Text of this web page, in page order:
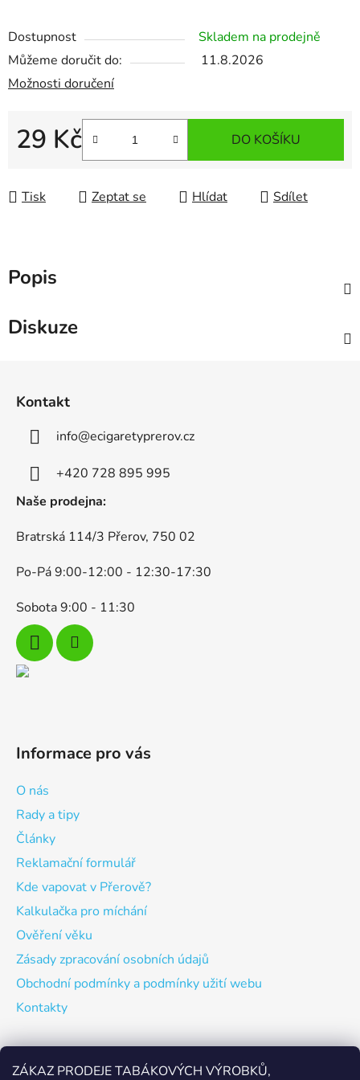
ZÁKAZ PRODEJE TABÁKOVÝCH VÝROBKŮ,
Dostupnost
Skladem na prodejně
Můžeme doručit do:
11.8.2026
Možnosti doručení
29 Kč
Měrná cena:
DO KOŠÍKU
Tisk Zeptat se Hlídat Sdílet
Popis
Diskuze
Kontakt
info@ecigaretyprerov.cz
+420 728 895 995
Naše prodejna:
Bratrská 114/3 Přerov, 750 02
Po-Pá 9:00-12:00 - 12:30-17:30
Sobota 9:00 - 11:30
Informace pro vás
O nás
Rady a tipy
Články
Reklamační formulář
Kde vapovat v Přerově?
Kalkulačka pro míchání
Ověření věku
Zásady zpracování osobních údajů
Obchodní podmínky a podmínky užití webu
Kontakty
Odebírat newsletter